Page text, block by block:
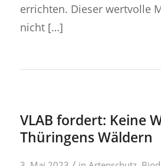
errichten. Dieser wertvolle
nicht […]
VLAB fordert: Keine
Thüringens Wäldern